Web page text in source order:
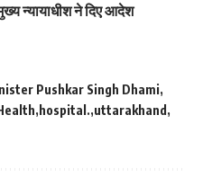
न्यायाधीश ने दिए आदेश
Pushkar Singh Dhami
hospital. uttarakhand